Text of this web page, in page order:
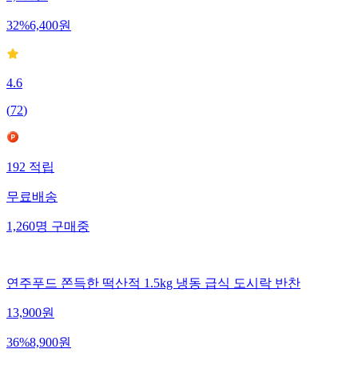
32%6,400원
4.6
(72)
192적립
무료배송
1,260명구매중
연주푸드 쫀득한 떡산적 1.5kg 냉동 급식 도시락 반찬
13,900원
36%8,900원